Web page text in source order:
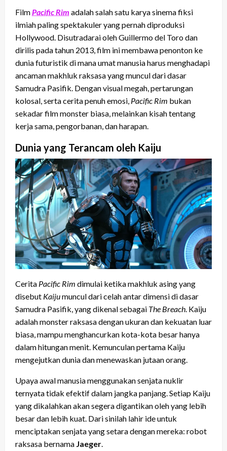
FilmPacific Rim adalah salah satu karya sinema fiksi
ilmiah paling spektakuler yang pernah diproduksi
Hollywood. Disutradarai oleh Guillermo del Toro dan
dirilis pada tahun 2013, film ini membawa penonton ke
dunia futuristik di mana umat manusia harus menghadapi
ancaman makhluk raksasa yang muncul dari dasar
Samudra Pasifik. Dengan visual megah, pertarungan
kolosal, serta cerita penuh emosi, Pacific Rim bukan
sekadar film monster biasa, melainkan kisah tentang
kerja sama, pengorbanan, dan harapan.
Dunia yang Terancam oleh Kaiju
Cerita Pacific Rim dimulai ketika makhluk asing yang
disebut Kaijumuncul dari celah antar dimensi di dasar
Samudra Pasifik, yang dikenal sebagai The Breach. Kaiju
adalah monster raksasa dengan ukuran dan kekuatan luar
biasa, mampu menghancurkan kota-kota besar hanya
dalam hitungan menit. Kemunculan pertama Kaiju
mengejutkan dunia dan menewaskan jutaan orang.
Upaya awal manusia menggunakan senjata nuklir
ternyata tidak efektif dalam jangka panjang. Setiap Kaiju
yang dikalahkan akan segera digantikan oleh yang lebih
besar dan lebih kuat. Dari sinilah lahir ide untuk
menciptakan senjata yang setara dengan mereka: robot
raksasa bernama Jaeger.